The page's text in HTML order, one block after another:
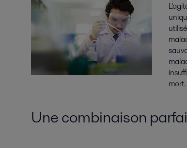
mort.
Une combinaison